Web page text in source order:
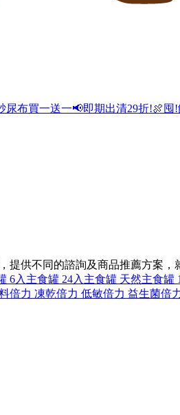
尿布買一送一📢即期出清29折!🍖囤
供不同的諮詢及商品推薦方案，
6入主食罐 24入主食罐 天然主食罐
倍力 凍乾倍力 低敏倍力 益生菌倍